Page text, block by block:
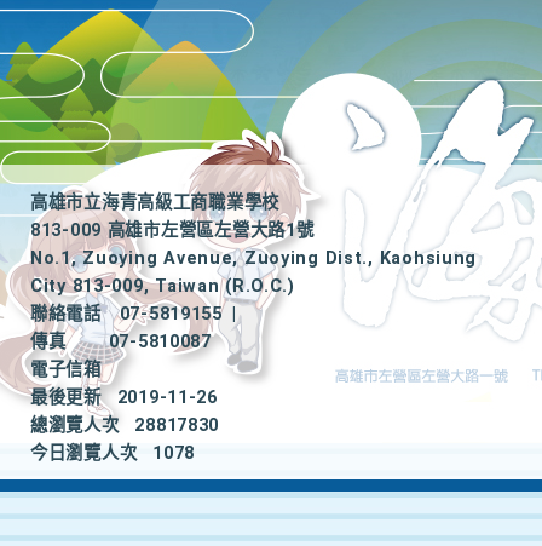
高雄市立海青高級工商職業學校
813-009 高雄市左營區左營大路1號
No.1, Zuoying Avenue, Zuoying Dist., Kaohsiung
City 813-009, Taiwan (R.O.C.)
聯絡電話
07-5819155
|
傳真
07-5810087
電子信箱
最後更新
2019-11-26
總瀏覽人次
28817830
今日瀏覽人次
1078